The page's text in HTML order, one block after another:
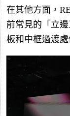
在其他方面，
前常見的「立
板和中框過渡